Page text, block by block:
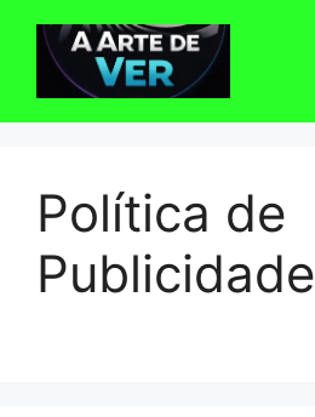
conteúdo
Política de
Publicidade